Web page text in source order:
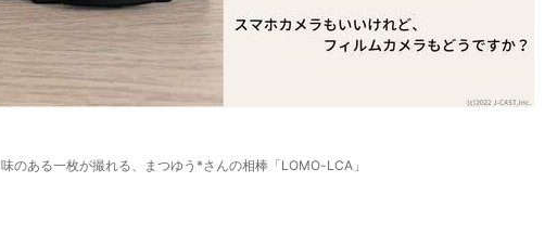
味のある一枚が撮れる、まつゆう*さんの相棒「LOMO-LCA」